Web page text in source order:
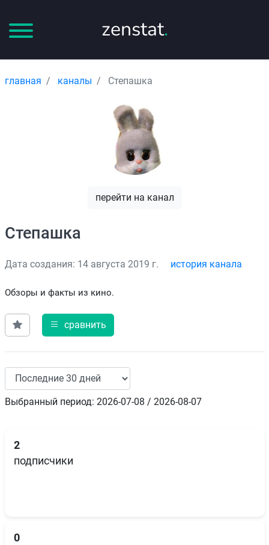
zenstat.
главная каналы Степашка
перейти на канал
Степашка
Дата создания: 14 августа 2019 г. история канала
Обзоры и факты из кино.
сравнить
Выбранный период: 2026-07-08 / 2026-08-07
2
подписчики
0